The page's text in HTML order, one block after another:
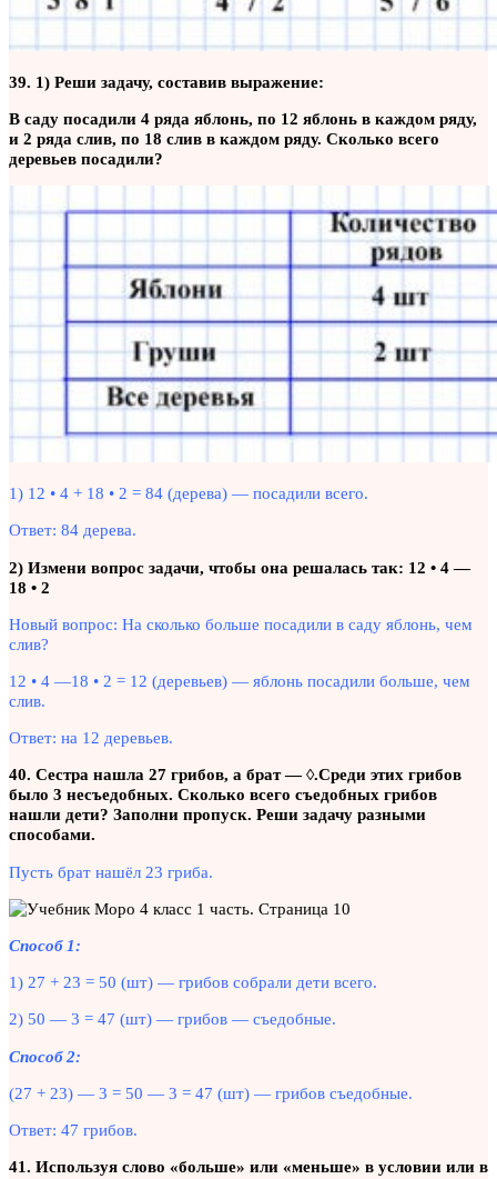
39. 1) Реши задачу, составив выражение:
В саду посадили 4 ряда яблонь, по 12 яблонь в каждом ряду,
и 2 ряда слив, по 18 слив в каждом ряду. Сколько всего
деревьев посадили?
1) 12 • 4 + 18 • 2 = 84 (дерева) — посадили всего.
Ответ: 84 дерева.
2) Измени вопрос задачи, чтобы она решалась так: 12 • 4 —
18 • 2
Новый вопрос: На сколько больше посадили в саду яблонь, чем
слив?
12 • 4 —18 • 2 = 12 (деревьев) — яблонь посадили больше, чем
слив.
Ответ: на 12 деревьев.
40. Сестра нашла 27 грибов, а брат — ◊.Среди этих грибов
было 3 несъедобных. Сколько всего съедобных грибов
нашли дети? Заполни пропуск. Реши задачу разными
способами.
Пусть брат нашёл 23 гриба.
Способ 1:
1) 27 + 23 = 50 (шт) — грибов собрали дети всего.
2) 50 — 3 = 47 (шт) — грибов — съедобные.
Способ 2:
(27 + 23) — 3 = 50 — 3 = 47 (шт) — грибов съедобные.
Ответ: 47 грибов.
41. Используя слово «больше» или «меньше» в условии или в